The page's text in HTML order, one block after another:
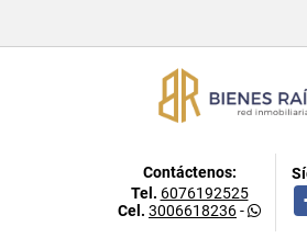
Contáctenos:
Tel. 6076192525
Cel. 3006618236-